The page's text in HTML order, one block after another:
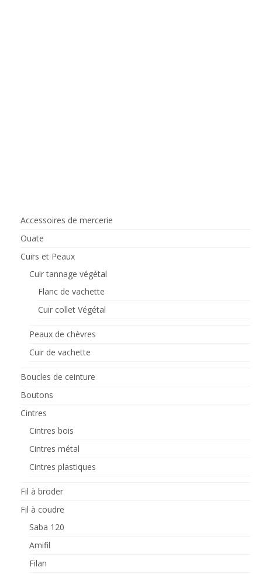
Accessoires de mercerie
Ouate
Cuirs et Peaux
Cuir tannage végétal
Flanc de vachette
Cuir collet Végétal
Peaux de chèvres
Cuir de vachette
Boucles de ceinture
Boutons
Cintres
Cintres bois
Cintres métal
Cintres plastiques
Fil à broder
Fil à coudre
Saba 120
Amifil
Filan